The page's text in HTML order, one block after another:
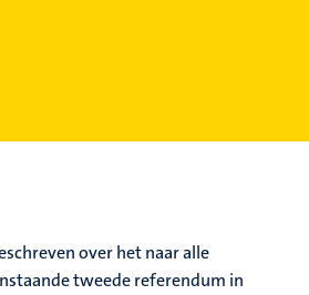
over het naar alle
tweede referendum in